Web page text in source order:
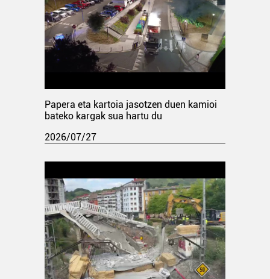
Papera eta kartoia jasotzen duen kamioi
bateko kargak sua hartu du
2026/07/27